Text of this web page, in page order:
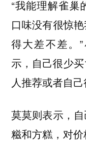
“我能理解雀巢
口味没有很惊
得大差不差。
示，自己很少
人推荐或者自己
莫莫则表示，
糍和方糕，对价